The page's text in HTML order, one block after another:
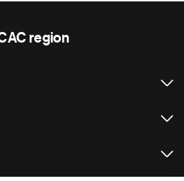
region